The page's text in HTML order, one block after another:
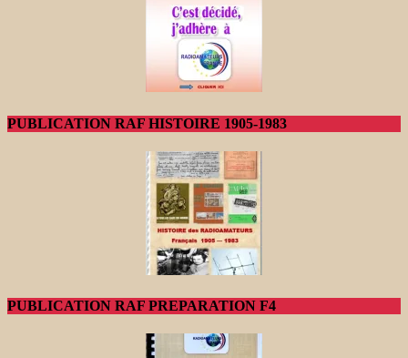
PUBLICATION RAF HISTOIRE 1905-1983
PUBLICATION RAF PREPARATION F4